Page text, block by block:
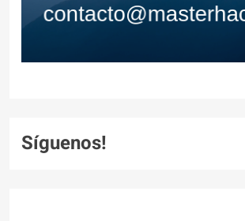
Síguenos!